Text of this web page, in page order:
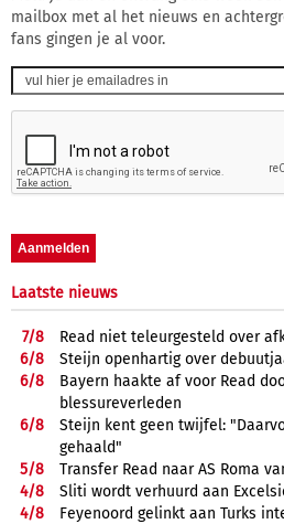
mailbox met al het nieuws en
fans gingen je al voor.
Laatste nieuws
7/8
Read niet teleurgesteld over
6/8
Steijn openhartig over
6/8
Bayern haakte af voor Read
blessureverleden
6/8
Steijn kent geen twijfel:
gehaald"
5/8
Transfer Read naar AS Roma
4/8
Sliti wordt verhuurd aan
4/8
Feyenoord gelinkt aan Turks